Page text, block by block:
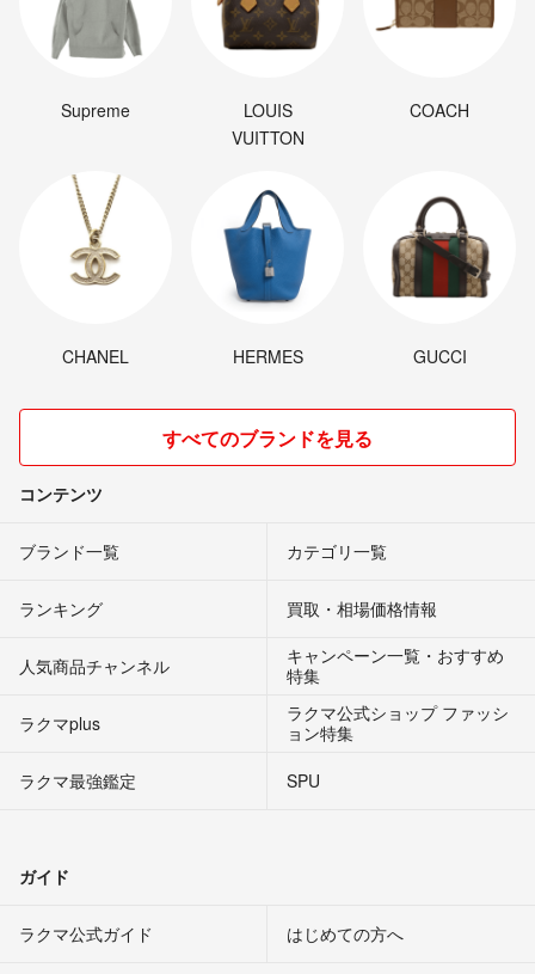
Supreme
LOUIS
VUITTON
COACH
CHANEL HERMES GUCCI
すべてのブランドを見る
コンテンツ
ブランド一覧 カテゴリ一覧
ランキング 買取・相場価格情報
人気商品チャンネル
キャンペーン一覧・おすすめ
特集
ラクマplus
ラクマ公式ショップ ファッシ
ョン特集
ラクマ最強鑑定
SPU
ガイド
ラクマ公式ガイド はじめての方へ